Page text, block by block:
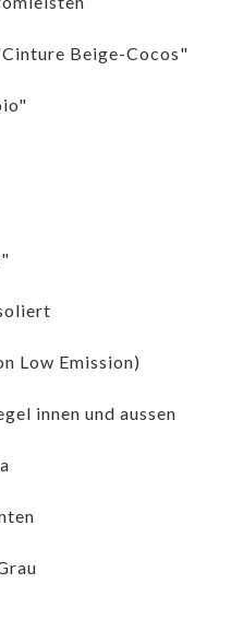
Beige-Cocos"
Low Emission)
innen und aussen